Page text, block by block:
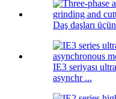
Daş daşları
IE3 seriyası
asynchr ...